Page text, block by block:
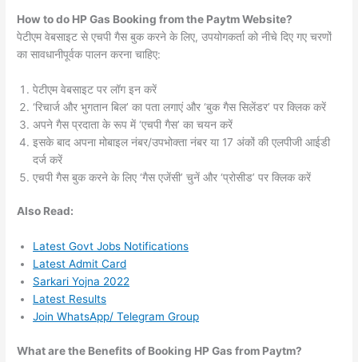
How to do HP Gas Booking from the Paytm Website?
पेटीएम वेबसाइट से एचपी गैस बुक करने के लिए, उपयोगकर्ता को नीचे दिए गए चरणों
का सावधानीपूर्वक पालन करना चाहिए:
पेटीएम वेबसाइट पर लॉग इन करें
‘रिचार्ज और भुगतान बिल’ का पता लगाएं और ‘बुक गैस सिलेंडर’ पर क्लिक करें
अपने गैस प्रदाता के रूप में ‘एचपी गैस’ का चयन करें
इसके बाद अपना मोबाइल नंबर/उपभोक्ता नंबर या 17 अंकों की एलपीजी आईडी
दर्ज करें
एचपी गैस बुक करने के लिए ‘गैस एजेंसी’ चुनें और ‘प्रोसीड’ पर क्लिक करें
Also Read:
Latest Govt Jobs Notifications
Latest Admit Card
Sarkari Yojna 2022
Latest Results
Join WhatsApp/ Telegram Group
What are the Benefits of Booking HP Gas from Paytm?